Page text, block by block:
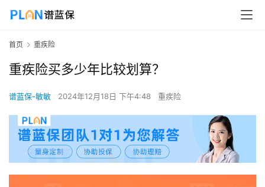
首页 重疾险
重疾险买多少年比较划算？
谱蓝保-敏敏 2024年12月18日 下午4:48 重疾险